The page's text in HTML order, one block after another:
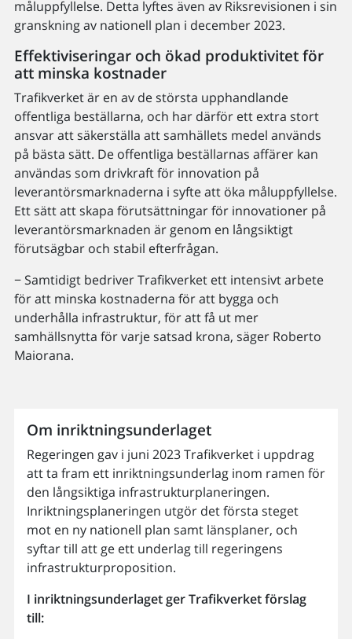
måluppfyllelse. Detta lyftes även av Riksrevisionen i sin
granskning av nationell plan i december 2023.
Effektiviseringar och ökad produktivitet för
att minska kostnader
Trafikverket är en av de största upphandlande
offentliga beställarna, och har därför ett extra stort
ansvar att säkerställa att samhällets medel används
på bästa sätt. De offentliga beställarnas affärer kan
användas som drivkraft för innovation på
leverantörsmarknaderna i syfte att öka måluppfyllelse.
Ett sätt att skapa förutsättningar för innovationer på
leverantörsmarknaden är genom en långsiktigt
förutsägbar och stabil efterfrågan.
− Samtidigt bedriver Trafikverket ett intensivt arbete
för att minska kostnaderna för att bygga och
underhålla infrastruktur, för att få ut mer
samhällsnytta för varje satsad krona, säger Roberto
Maiorana.
Om inriktningsunderlaget
Regeringen gav i juni 2023 Trafikverket i uppdrag
att ta fram ett inriktningsunderlag inom ramen för
den långsiktiga infrastrukturplaneringen.
Inriktningsplaneringen utgör det första steget
mot en ny nationell plan samt länsplaner, och
syftar till att ge ett underlag till regeringens
infrastrukturproposition.
I inriktningsunderlaget ger Trafikverket förslag
till: